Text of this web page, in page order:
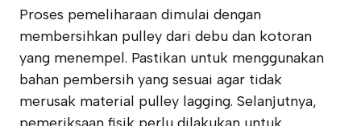
Proses pemeliharaan dimulai dengan
membersihkan pulley dari debu dan kotoran
yang menempel. Pastikan untuk menggunakan
bahan pembersih yang sesuai agar tidak
merusak material pulley lagging. Selanjutnya,